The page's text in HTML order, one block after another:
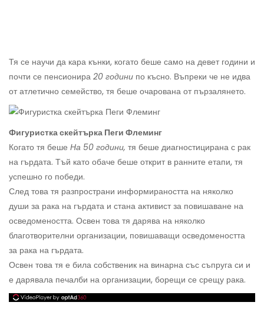
Тя се научи да кара кънки, когато беше само на девет години и
почти се пенсионира 20 години по късно. Въпреки че не идва
от атлетично семейство, тя беше очарована от пързалянето.
Фигуристка скейтърка Пеги Флеминг
Когато тя беше На 50 години, тя беше диагностицирана с рак
на гърдата. Тъй като обаче беше открит в ранните етапи, тя
успешно го победи.
След това тя разпространи информираността на няколко
души за рака на гърдата и стана активист за повишаване на
осведомеността. Освен това тя дарява на няколко
благотворителни организации, повишаващи осведомеността
за рака на гърдата.
Освен това тя е била собственик на винарна със съпруга си и
е дарявала печалби на организации, борещи се срещу рака.